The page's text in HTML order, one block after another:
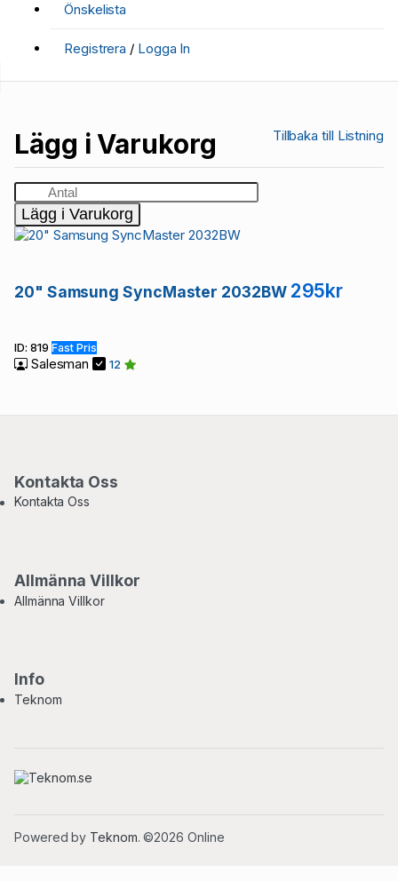
Önskelista
Registrera / Logga In
Lägg i Varukorg Tillbaka till Listning
Lägg i Varukorg
20" Samsung SyncMaster 2032BW 295kr
ID: 819 Fast Pris
Salesman 12
Kontakta Oss
Kontakta Oss
Allmänna Villkor
Allmänna Villkor
Info
Teknom
Powered by Teknom. ©2026 Online